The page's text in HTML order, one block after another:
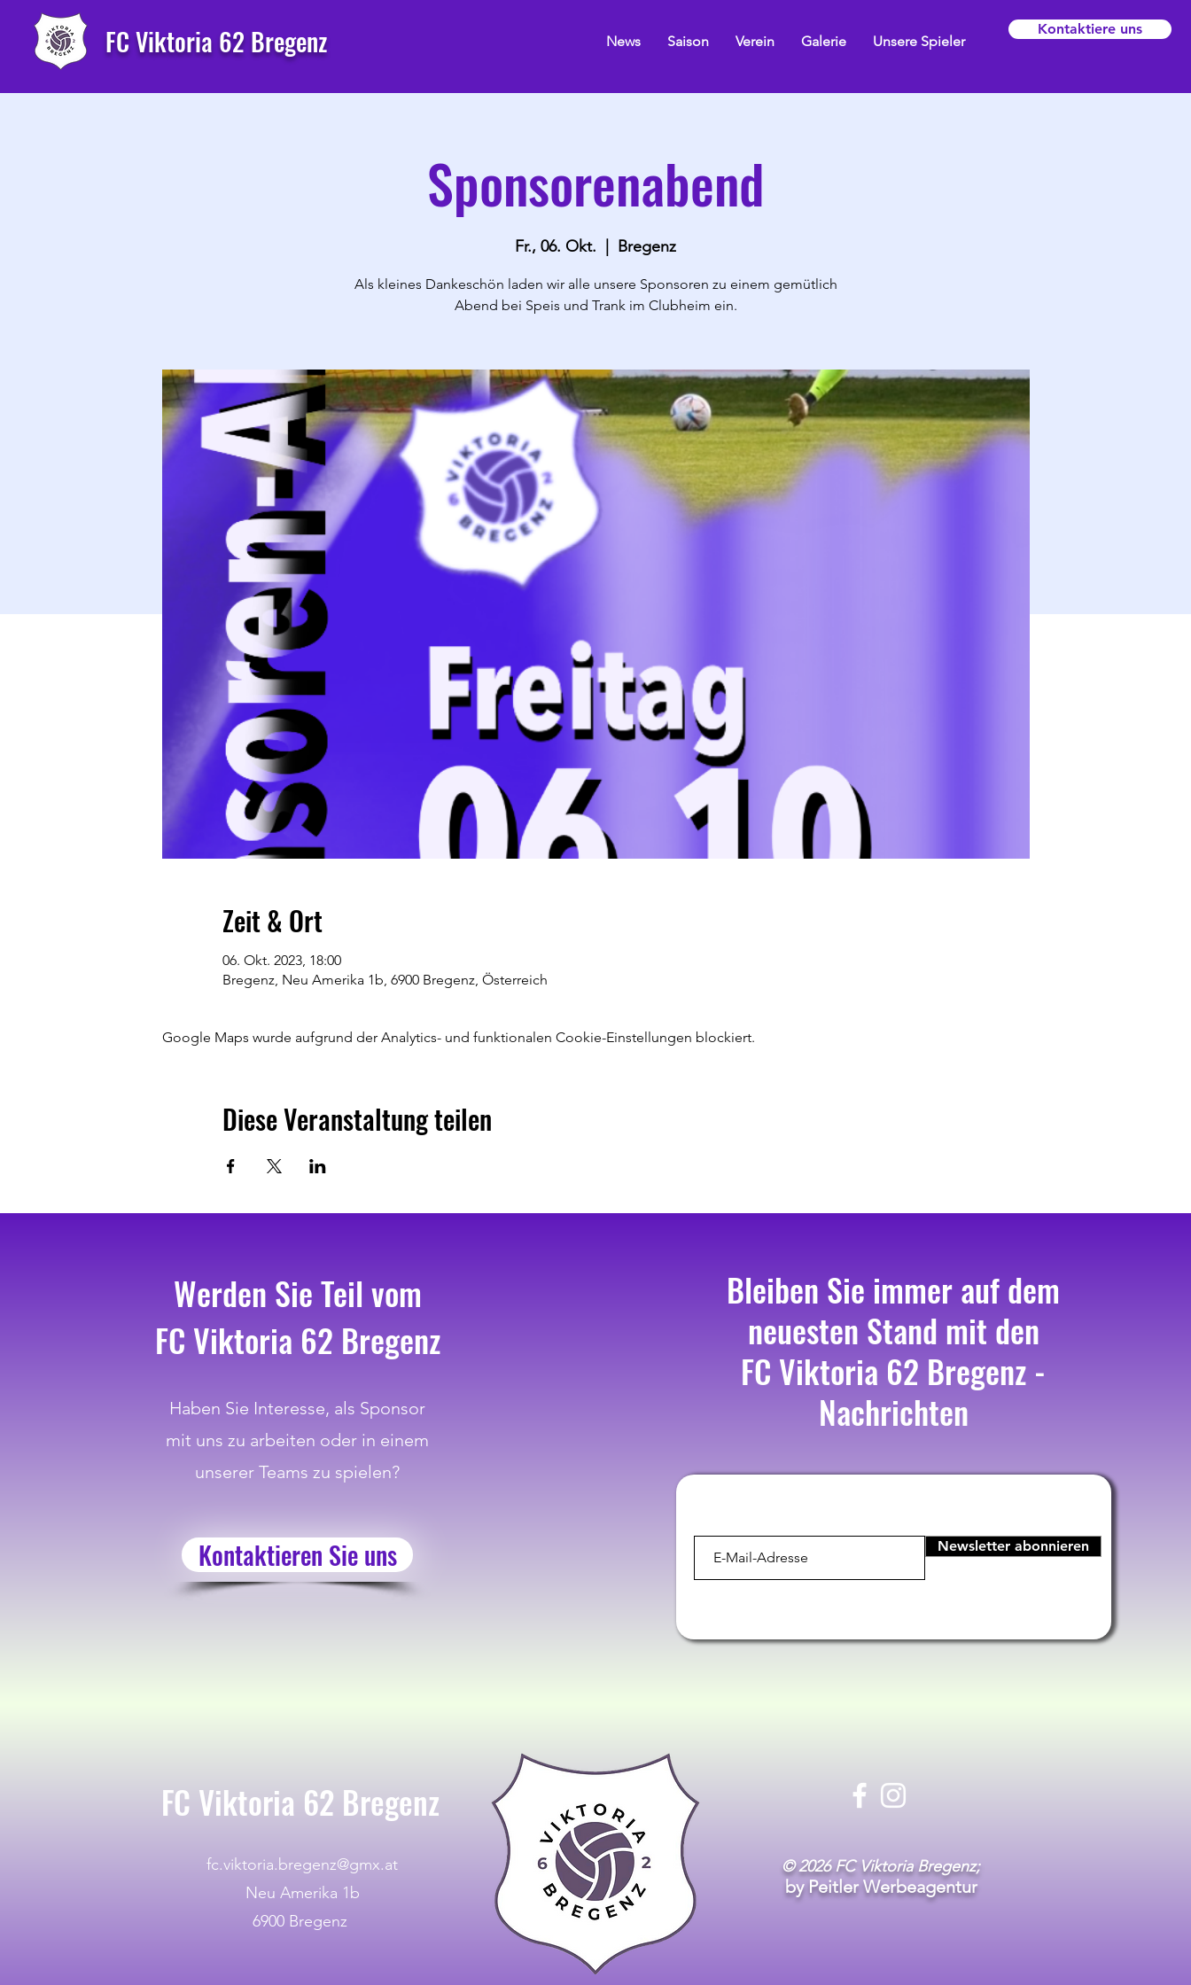
FC Viktoria 62 Bregenz News Saison Verein Galerie Unsere Spieler
Kontaktiere uns
Sponsorenabend
Fr., 06. Okt. Bregenz
Als kleines Dankeschön laden wir alle unsere Sponsoren zu einem gemütlich
Abend bei Speis und Trank im Clubheim ein.
Zeit & Ort
06. Okt. 2023, 18:00
Bregenz, Neu Amerika 1b, 6900 Bregenz, Österreich
Google Maps wurde aufgrund der Analytics- und funktionalen Cookie-Einstellungen blockiert.
Diese Veranstaltung teilen
Werden Sie Teil vom
FC Viktoria 62 Bregenz
Haben Sie Interesse, als Sponsor
mit uns zu arbeiten oder in einem
unserer Teams zu spielen?
Kontaktieren Sie uns
Bleiben Sie immer auf dem
neuesten Stand mit den
FC Viktoria 62 Bregenz -
Nachrichten
Newsletter abonnieren
FC Viktoria 62 Bregenz
fc.viktoria.bregenz@gmx.at
Neu Amerika 1b
6900 Bregenz
© 2026 FC Viktoria Bregenz;
by Peitler Werbeagentur